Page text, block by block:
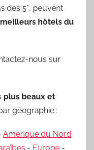
des 5*, peuvent
meilleurs hôtels du
nous sur
plus beaux et
géographie :
Amerique du Nord
- Europe -